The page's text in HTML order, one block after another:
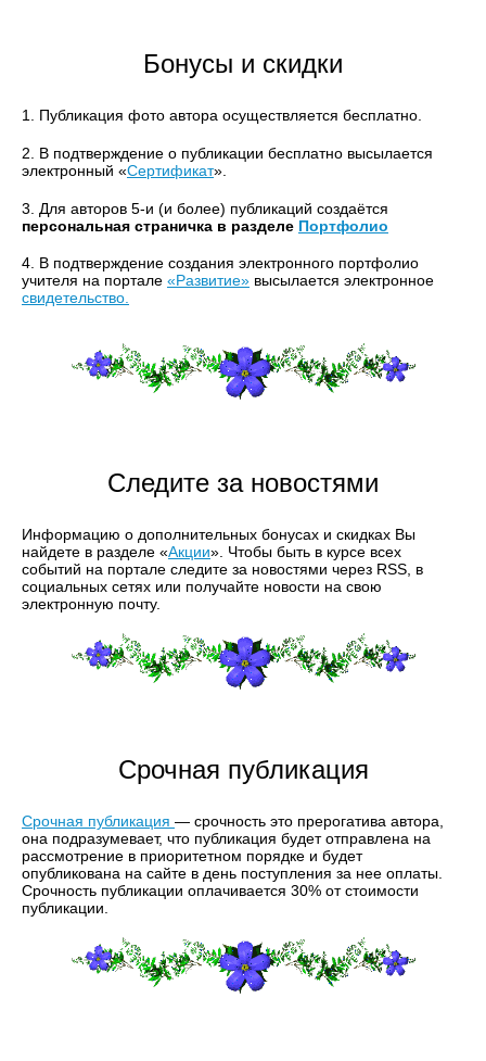
Бонусы и скидки
1. Публикация фото автора осуществляется бесплатно.
2. В подтверждение о публикации бесплатно высылается
электронный «Сертификат».
3. Для авторов 5-и (и более) публикаций создаётся
персональная страничка в разделе Портфолио
4. В подтверждение создания электронного портфолио
учителя на портале «Развитие» высылается электронное
свидетельство.
Следите за новостями
Информацию о дополнительных бонусах и скидках Вы
найдете в разделе «Акции». Чтобы быть в курсе всех
событий на портале следите за новостями через RSS, в
социальных сетях или получайте новости на свою
электронную почту.
Срочная публикация
Срочная публикация — срочность это прерогатива автора,
она подразумевает, что публикация будет отправлена на
рассмотрение в приоритетном порядке и будет
опубликована на сайте в день поступления за нее оплаты.
Срочность публикации оплачивается 30% от стоимости
публикации.